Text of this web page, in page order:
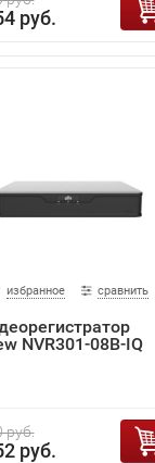
руб.
избранное сравнить
NVR301-08B-IQ
руб.
руб.